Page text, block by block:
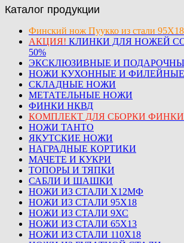
Каталог продукции
Финский нож Пуукко из стали
АКЦИЯ! КЛИНКИ ДЛЯ НОЖЕЙ
50%
ЭКСКЛЮЗИВНЫЕ И
НОЖИ КУХОННЫЕ И ФИЛЕЙНЫЕ
СКЛАДНЫЕ НОЖИ
МЕТАТЕЛЬНЫЕ НОЖИ
ФИНКИ НКВД
КОМПЛЕКТ ДЛЯ СБОРКИ ФИНКИ
НОЖИ ТАНТО
ЯКУТСКИЕ НОЖИ
НАГРАДНЫЕ КОРТИКИ
МАЧЕТЕ И КУКРИ
ТОПОРЫ И ТЯПКИ
САБЛИ И ШАШКИ
НОЖИ ИЗ СТАЛИ Х12МФ
НОЖИ ИЗ СТАЛИ 95Х18
НОЖИ ИЗ СТАЛИ 9ХС
НОЖИ ИЗ СТАЛИ 65Х13
НОЖИ ИЗ СТАЛИ 110Х18